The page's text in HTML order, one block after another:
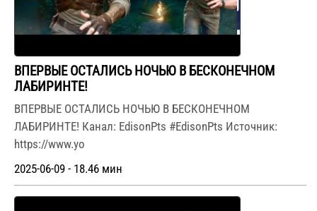
ВПЕРВЫЕ ОСТАЛИСЬ НОЧЬЮ В БЕСКОНЕЧНОМ
ЛАБИРИНТЕ!
ВПЕРВЫЕ ОСТАЛИСЬ НОЧЬЮ В БЕСКОНЕЧНОМ
ЛАБИРИНТЕ! Канал: EdisonPts #EdisonPts Источник:
https://www.yo
2025-06-09 - 18.46 мин